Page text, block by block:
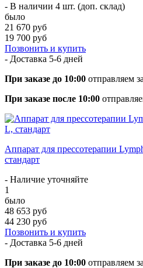
- В наличии 4 шт. (доп. склад)
было
21 670 руб
19 700 руб
Позвонить и купить
- Доставка 5-6 дней
При заказе до 10:00 отправляем
При заказе после 10:00
Аппарат для прессотерапии
стандарт
- Наличие уточняйте
1
было
48 653 руб
44 230 руб
Позвонить и купить
- Доставка 5-6 дней
При заказе до 10:00 отправляем